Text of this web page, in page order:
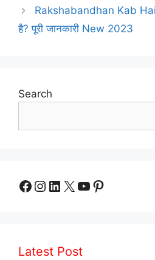
Rakshabandhan Kab Hai
है? पूरी जानकारी New 2023
Search
Facebook
Instagram
LinkedIn
X YouTube
Pinterest
Latest Post